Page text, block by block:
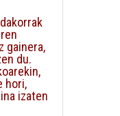
gainera,
du.
hori,
izaten